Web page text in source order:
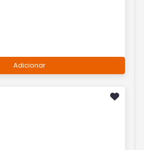
Adicionar